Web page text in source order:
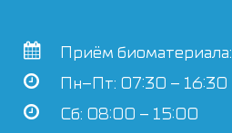
Приём биоматериала:
Пн–Пт: 07:30 – 16:30
Сб: 08:00 – 15:00